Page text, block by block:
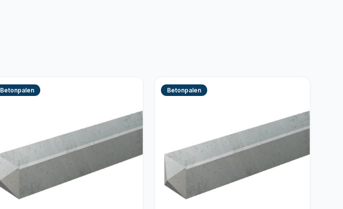
Betonpalen Betonpalen